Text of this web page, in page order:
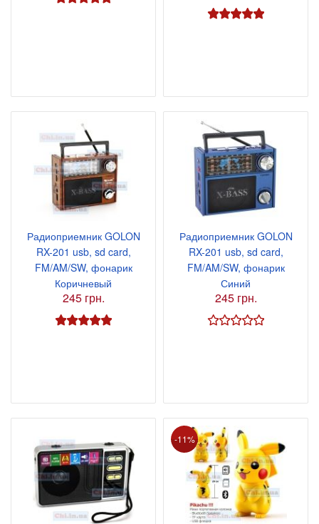
Радиоприемник GOLON
RX-201 usb, sd card,
FM/AM/SW, фонарик
Коричневый
245 грн.
Радиоприемник GOLON
RX-201 usb, sd card,
FM/AM/SW, фонарик
Синий
245 грн.
-11%